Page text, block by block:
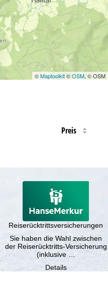
©Maptoolkit©OSM, © OSM
Preis
Reiserücktrittsversicherungen
Sie haben die Wahl zwischen
der Reiserücktritts-Versicherung
(inklusive …
Details